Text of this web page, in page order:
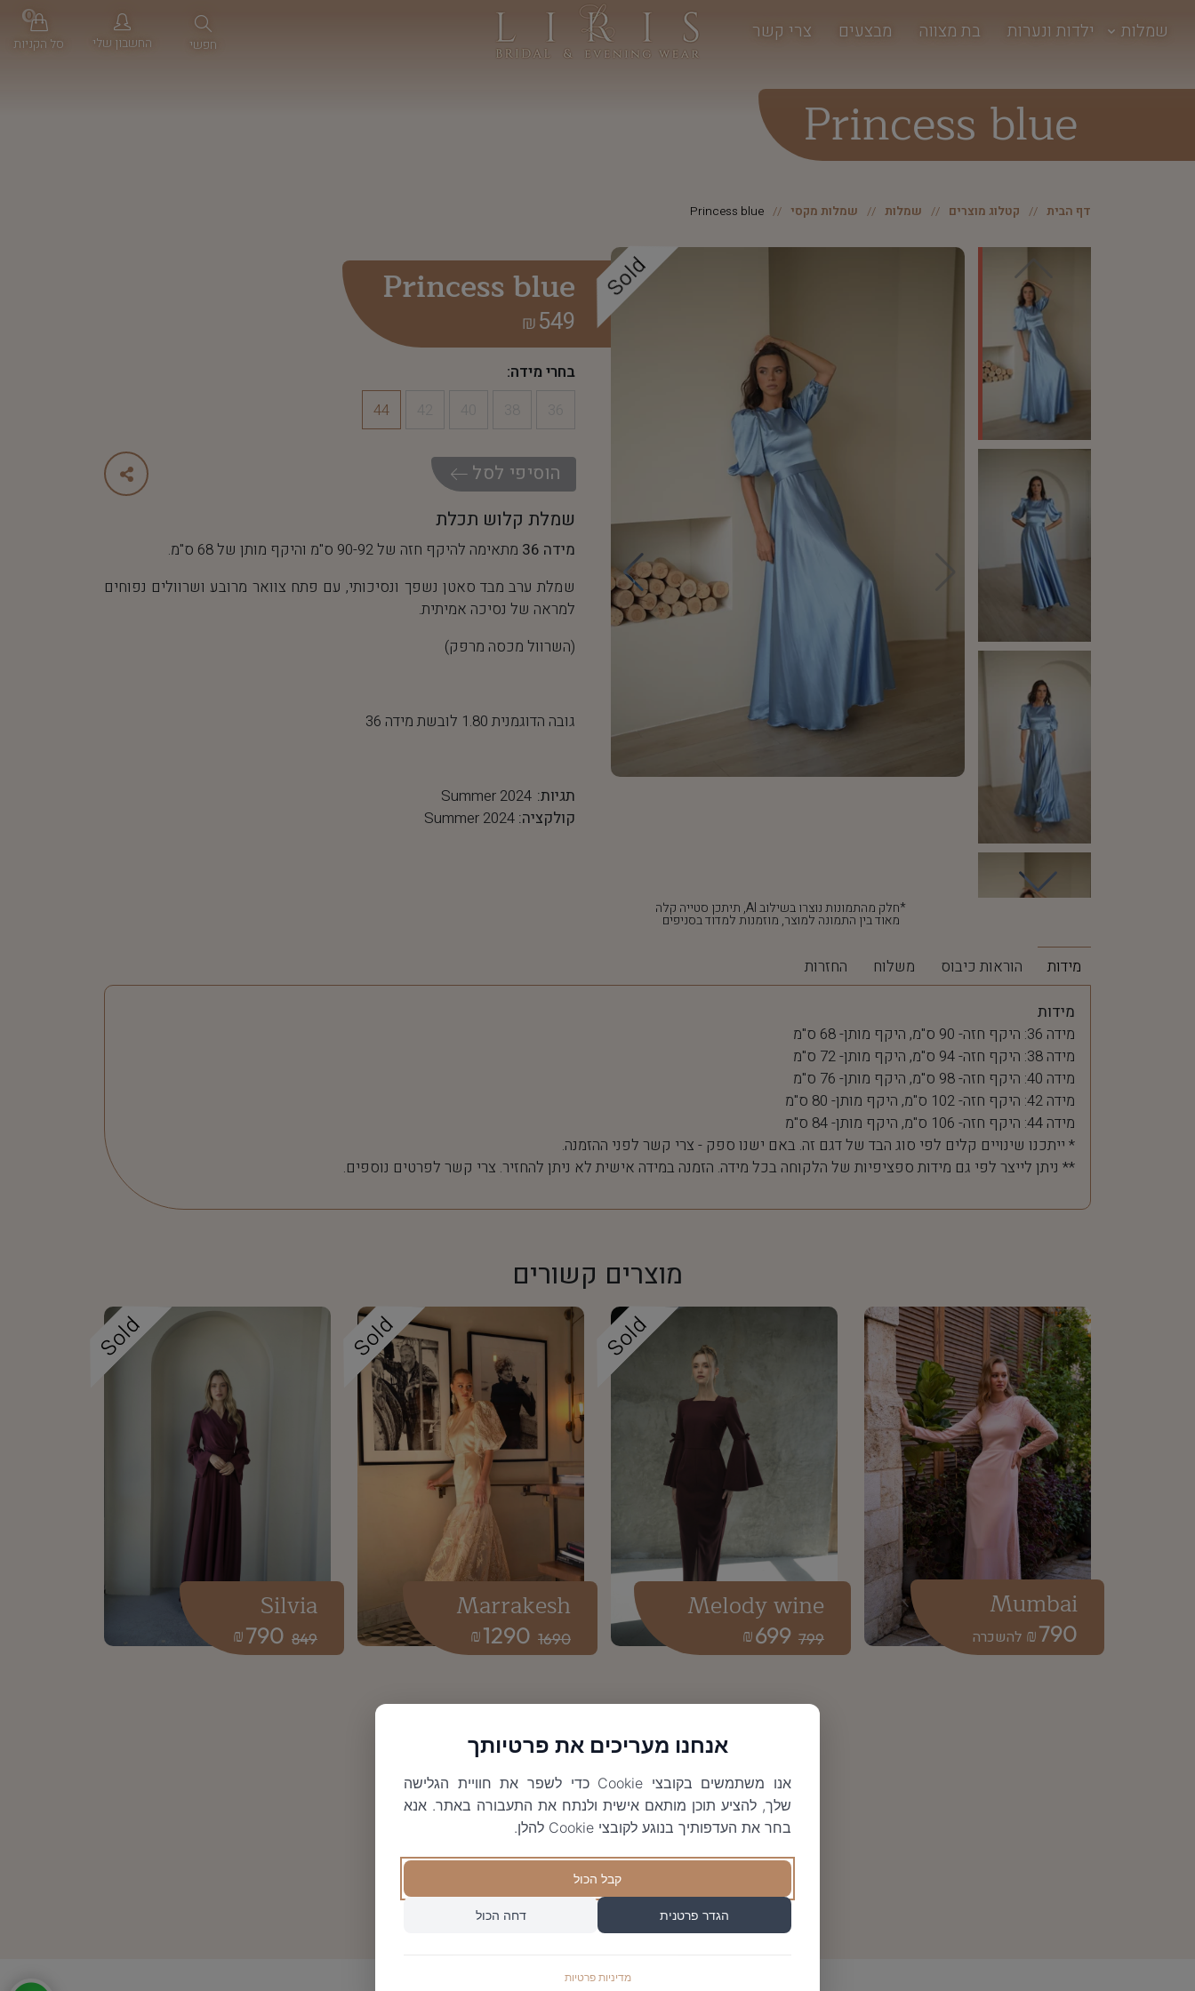
שמלות ילדות ונערות בת מצווה מבצעים צרי קשר
חפשי החשבון שלי סל הקניות
0
Princess blue
דף הבית קטלוג מוצרים שמלות שמלות מקסי Princess blue
Sold
*חלק מהתמונות נוצרו בשילוב AI, תיתכן סטייה קלה
מאוד בין התמונה למוצר, מוזמנות למדוד בסניפים
Princess blue
549
₪
בחרי מידה:
44
הוסיפי לסל
שמלת קלוש תכלת
מידה 36
מתאימה להיקף חזה של 90-92 ס"מ והיקף מותן של 68 ס"מ.
שמלת ערב מבד סאטן נשפך ונסיכותי, עם פתח צוואר מרובע ושרוולים נפוחים
למראה של נסיכה אמיתית.
(השרוול מכסה מרפק)
גובה הדוגמנית 1.80 לובשת מידה 36
תגיות: Summer 2024
קולקציה:Summer 2024
מידות הוראות כיבוס משלוח החזרות
מידות
מידה 36: היקף חזה- 90 ס"מ, היקף מותן- 68 ס"מ
מידה 38: היקף חזה- 94 ס"מ, היקף מותן- 72 ס"מ
מידה 40: היקף חזה- 98 ס"מ, היקף מותן- 76 ס"מ
מידה 42: היקף חזה- 102 ס"מ, היקף מותן- 80 ס"מ
מידה 44: היקף חזה- 106 ס"מ, היקף מותן- 84 ס"מ
* ייתכנו שינויים קלים לפי סוג הבד של דגם זה. באם ישנו ספק - צרי קשר לפני ההזמנה.
** ניתן לייצר לפי גם מידות ספציפיות של הלקוחה בכל מידה. הזמנה במידה אישית לא ניתן להחזיר. צרי קשר לפרטים נוספים.
מוצרים קשורים
790
₪
Mumbai
Sold
799
699
₪
Melody wine
Sold
1690
1290
₪
Marrakesh
Sold
849
790
₪
Silvia
אנחנו מעריכים את פרטיותך
אנו משתמשים בקובצי Cookie כדי לשפר את חוויית הגלישה
שלך, להציע תוכן מותאם אישית ולנתח את התעבורה באתר. אנא
בחר את העדפותיך בנוגע לקובצי Cookie להלן.
קבל הכול
הגדר פרטנית דחה הכול
מדיניות פרטיות